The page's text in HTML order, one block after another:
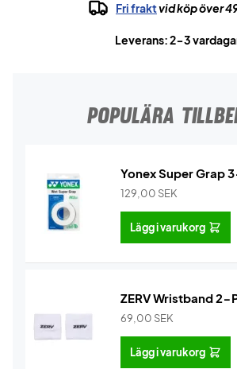
Fri fraktvid köp över
Leverans: 2-3
POPULÄRA
Yonex Super Grap
129,00 SEK
Lägg i varukorg
ZERV Wristband 2-
69,00 SEK
Lägg i varukorg